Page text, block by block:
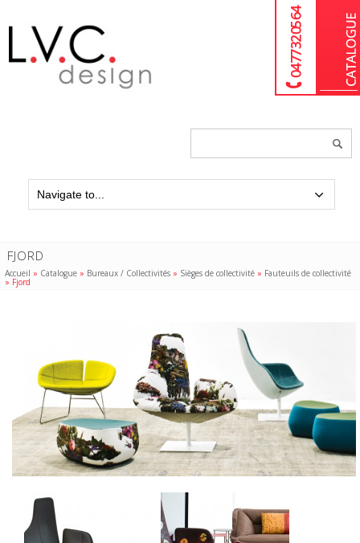
04 77 32 05 64
FJORD
Accueil » Catalogue » Bureaux / Collectivités » Sièges de collectivité » Fauteuils de collectivité
» Fjord